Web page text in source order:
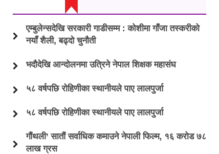
एम्बुलेन्सदेखि सरकारी गाडीसम्म : कोशीमा गाँजा तस्करीको
नयाँ शैली, बढ्दो चुनौती
भदौदेखि आन्दोलनमा उत्रिने नेपाल शिक्षक महासंघ
५८ वर्षपछि रोहिणीका स्थानीयले पाए लालपुर्जा
५८ वर्षपछि रोहिणीका स्थानीयले पाए लालपुर्जा
गौंथली’ सातौं सर्वाधिक कमाउने नेपाली फिल्म, १६ करोड ७८
लाख ग्रस